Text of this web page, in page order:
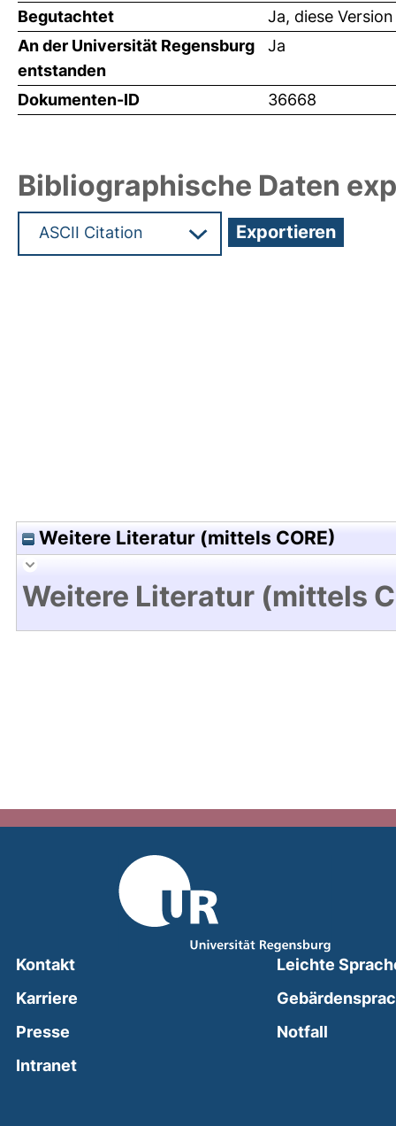
Begutachtet
Ja, diese
An der Universität Regensburg
entstanden
Ja
Dokumenten-ID 36668
Bibliographische Daten
Weitere Literatur (mittels CORE)
Weitere Literatur (mittels
Kontakt
Karriere
Presse
Intranet(external link, opens in a new window)
Leichte
Notfall